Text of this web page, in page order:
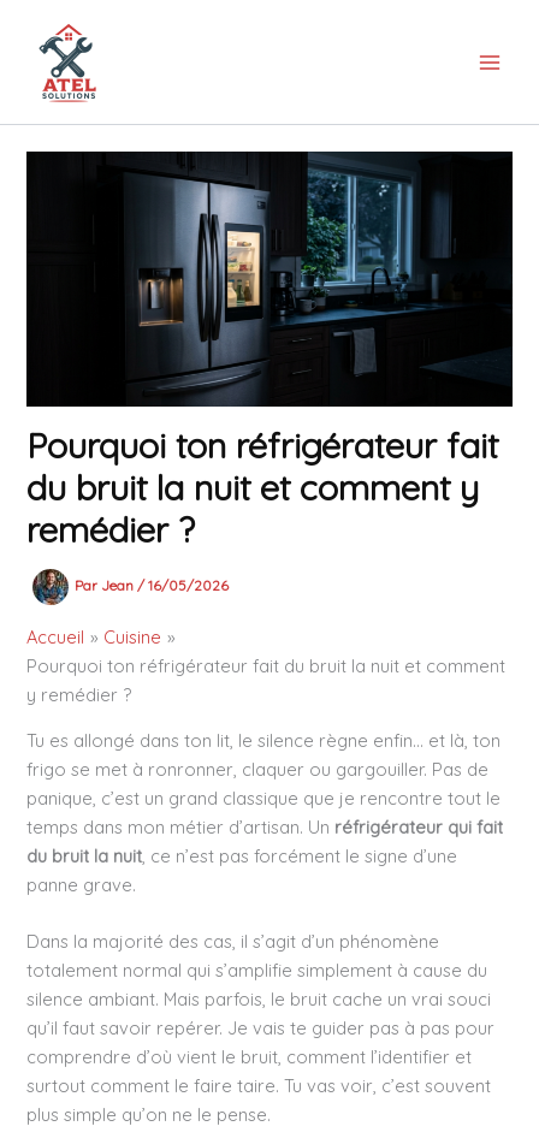
contenu
Pourquoi ton réfrigérateur fait
du bruit la nuit et comment y
remédier ?
Par Jean /16/05/2026
Accueil
Cuisine
Pourquoi ton réfrigérateur fait du bruit la nuit et comment
y remédier ?
Tu es allongé dans ton lit, le silence règne enfin… et là, ton
frigo se met à ronronner, claquer ou gargouiller. Pas de
panique, c’est un grand classique que je rencontre tout le
temps dans mon métier d’artisan. Un réfrigérateur qui fait
du bruit la nuit, ce n’est pas forcément le signe d’une
panne grave.
Dans la majorité des cas, il s’agit d’un phénomène
totalement normal qui s’amplifie simplement à cause du
silence ambiant. Mais parfois, le bruit cache un vrai souci
qu’il faut savoir repérer. Je vais te guider pas à pas pour
comprendre d’où vient le bruit, comment l’identifier et
surtout comment le faire taire. Tu vas voir, c’est souvent
plus simple qu’on ne le pense.